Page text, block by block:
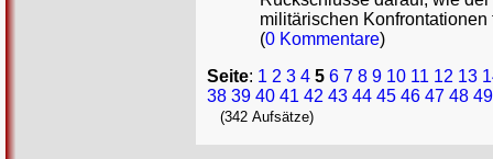
militärischen Konfrontationen
(0 Kommentare)
Seite: 1 2 3 4 5 6 7 8 9 10 11 12 13
38 39 40 41 42 43 44 45 46 47 48 49
(342 Aufsätze)